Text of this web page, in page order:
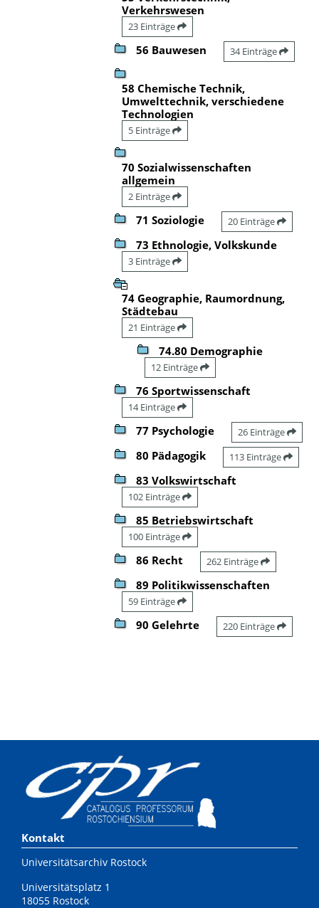
Verkehrswesen
23 Einträge
56 Bauwesen 34 Einträge
58 Chemische Technik,
Umwelttechnik, verschiedene
Technologien
5 Einträge
70 Sozialwissenschaften
allgemein
2 Einträge
71 Soziologie 20 Einträge
73 Ethnologie, Volkskunde
3 Einträge
74 Geographie, Raumordnung,
Städtebau
21 Einträge
74.80 Demographie
12 Einträge
76 Sportwissenschaft
14 Einträge
77 Psychologie 26 Einträge
80 Pädagogik 113 Einträge
83 Volkswirtschaft
102 Einträge
85 Betriebswirtschaft
100 Einträge
86 Recht 262 Einträge
89 Politikwissenschaften
59 Einträge
90 Gelehrte 220 Einträge
Kontakt
Universitätsarchiv Rostock
Universitätsplatz 1
18055 Rostock